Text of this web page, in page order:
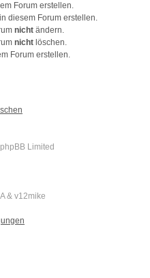
Forum erstellen.
diesem Forum erstellen.
nicht ändern.
nicht löschen.
Forum erstellen.
Limited
& v12mike